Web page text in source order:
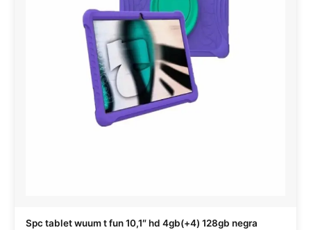
Spc tablet wuum t fun 10,1″ hd 4gb(+4) 128gb negra